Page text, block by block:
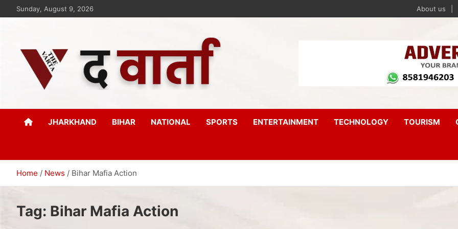
Sunday, August 9, 2026 About us
The Varta
JHARKHAND BIHAR NATIONAL SPORTS ENTERTAINMENT TECHNOLOGY TOURISM
Home News Bihar Mafia Action
Tag: Bihar Mafia Action